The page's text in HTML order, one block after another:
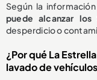
Según la
puede alcanzar los
desperdicio o
¿Por qué La
lavado de